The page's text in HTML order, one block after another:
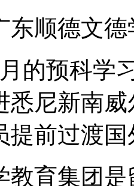
东顺德文
的预科学
悉尼新南
提前过渡
教育集团